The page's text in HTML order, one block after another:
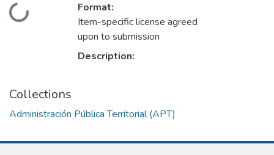
Loading...
Format:
Item-specific license agreed
upon to submission
Description:
Collections
Administración Pública Territorial (APT)